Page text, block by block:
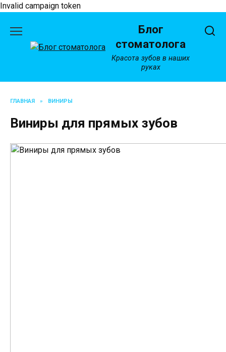
Invalid campaign token
содержанию
Блог
стоматолога
Красота зубов в наших
руках
ГЛАВНАЯ » ВИНИРЫ
Виниры для прямых зубов